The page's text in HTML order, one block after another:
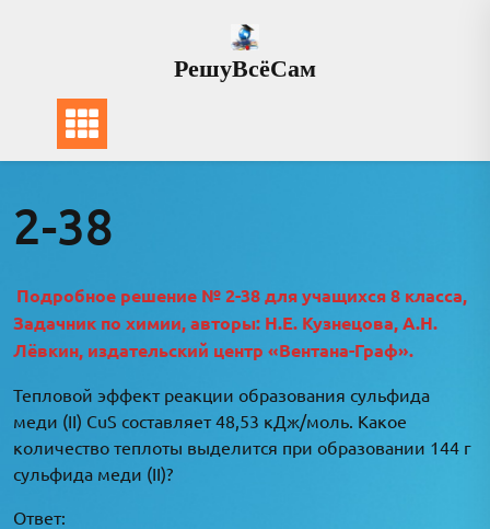
РешуВсёСам
2-38
Подробное решение № 2-38 для учащихся 8 класса,
Задачник по химии, авторы: Н.Е. Кузнецова, А.Н.
Лёвкин, издательский центр «Вентана-Граф».
Тепловой эффект реакции образования сульфида
меди (II) CuS составляет 48,53 кДж/моль. Какое
количество теплоты выделится при образовании 144 г
сульфида меди (II)?
Ответ: